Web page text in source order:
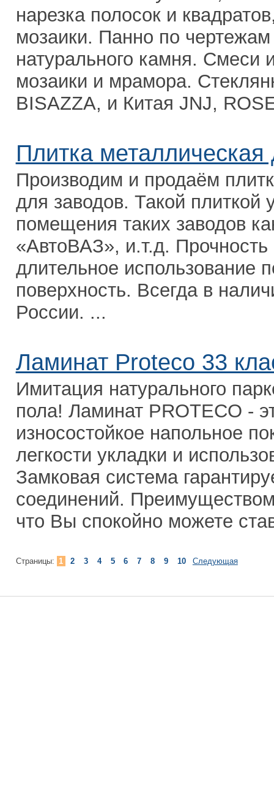
нарезка полосок и
мозаики. Панно по чертежам
натурального камня. Смеси
мозаики и мрамора.
BISAZZA, и Китая JNJ,
Плитка
Производим и продаём
для заводов. Такой плиткой
помещения таких заводов
«АвтоВАЗ», и.т.д. Прочность
длительное использование
поверхность. Всегда в
России. ...
Ламинат Proteco 33
Имитация натурального
пола! Ламинат PROTECO -
износостойкое напольное
легкости укладки и
Замковая система
соединений.
что Вы спокойно можете
Страницы: 1 2 3 4 5 6 7 8 9 10 Следующая